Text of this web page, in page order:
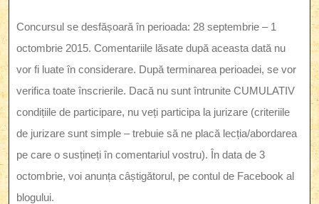
Concursul se desfășoară în perioada: 28 septembrie – 1
octombrie 2015. Comentariile lăsate după aceasta dată nu
vor fi luate în considerare. După terminarea perioadei, se vor
verifica toate înscrierile. Dacă nu sunt întrunite CUMULATIV
condițiile de participare, nu veți participa la jurizare (criteriile
de jurizare sunt simple – trebuie să ne placă lecția/abordarea
pe care o susțineți în comentariul vostru). În data de 3
octombrie, voi anunța câștigătorul, pe contul de Facebook al
blogului.